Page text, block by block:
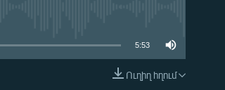
EMBED
5:53
Ուղիղ հղում